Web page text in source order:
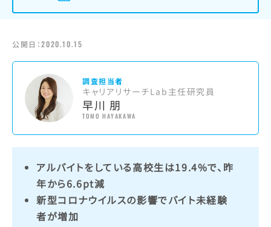
公開日：2020.10.15
調査担当者
キャリアリサーチLab主任研究員
早川 朋
TOMO HAYAKAWA
アルバイトをしている高校生は19.4%で、昨
年から6.6pt減
新型コロナウイルスの影響でバイト未経験
者が増加